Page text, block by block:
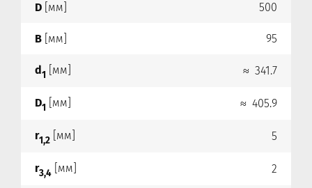
D [мм] 500
B [мм] 95
d1 [мм] ≈ 341.7
D1 [мм] ≈ 405.9
r1,2 [мм] 5
r3,4 [мм] 2